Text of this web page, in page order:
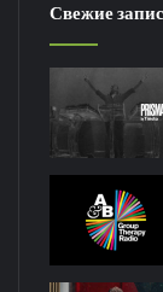
Свежие